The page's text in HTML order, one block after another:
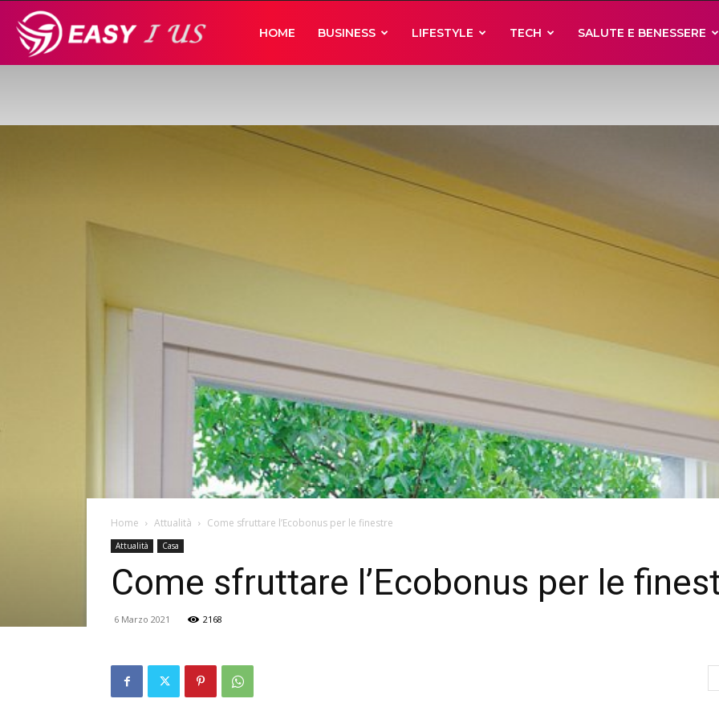
HOME BUSINESS LIFESTYLE TECH SALUTE E BENESSERE
Home Attualità Come sfruttare l’Ecobonus per le finestre
Attualità Casa
Come sfruttare l’Ecobonus per le
6 Marzo 2021 2168